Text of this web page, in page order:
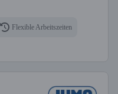
Flexible Arbeitszeiten